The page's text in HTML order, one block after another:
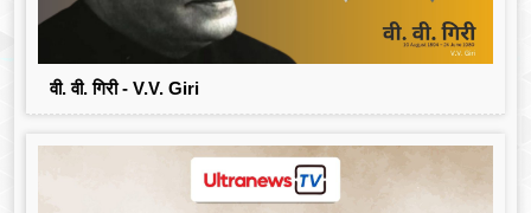
वी. वी. गिरी - V.V. Giri